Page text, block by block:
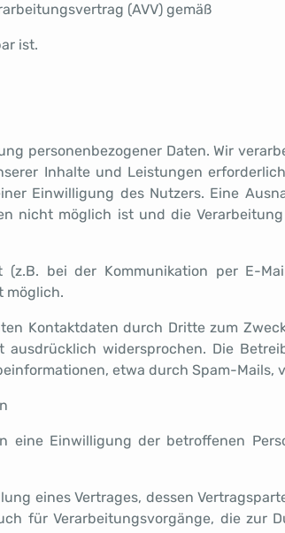
(AVV) gemäß
ist.
personenbezogener Daten. Wir
Inhalte und Leistungen
Einwilligung des Nutzers. Eine
nicht möglich ist und die
bei der Kommunikation per E-
möglich.
Kontaktdaten durch Dritte zum
widersprochen. Die
etwa durch Spam-Mails,
eine Einwilligung der betroffenen
eines Vertrages, dessen
für Verarbeitungsvorgänge, die zur